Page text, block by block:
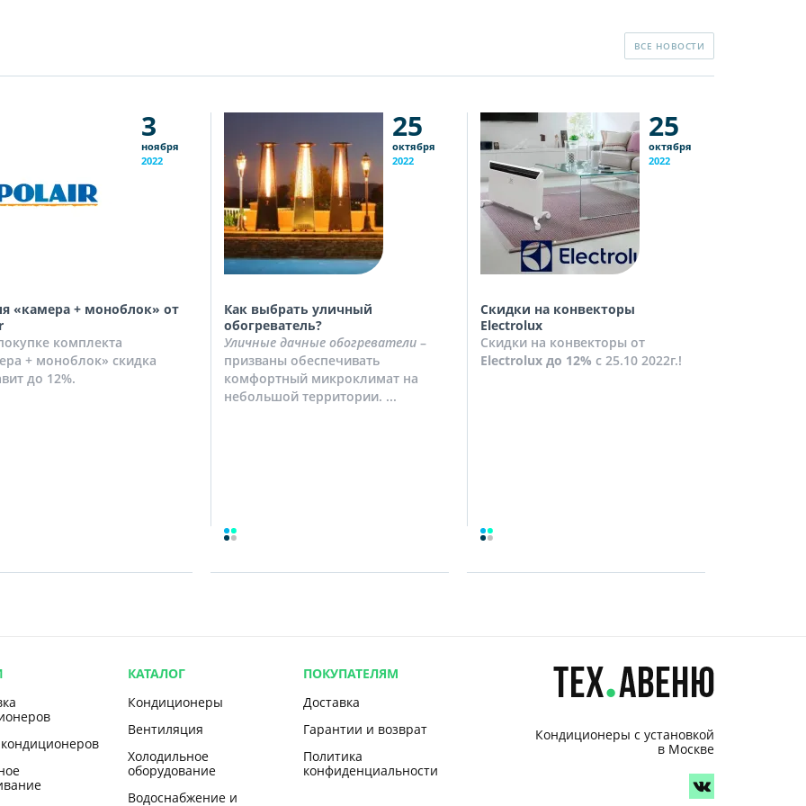
ВСЕ НОВОСТИ
3
ноября
2022
«камера + моноблок» от
комплекта
+ моноблок» скидка
до 12%.
25
октября
2022
Как выбрать уличный
обогреватель?
Уличные дачные обогреватели –
призваны обеспечивать
комфортный микроклимат на
небольшой территории. ...
25
октября
2022
Скидки на конвекторы
Electrolux
Скидки на конвекторы от
Electrolux до 12% с 25.10 2022г.!
КАТАЛОГ
Кондиционеры
Вентиляция
Холодильное
оборудование
Водоснабжение и
ПОКУПАТЕЛЯМ
Доставка
Гарантии и возврат
Политика
конфиденциальности
Кондиционеры с установкой
в Москве